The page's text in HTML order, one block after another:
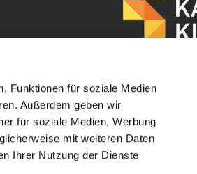
Funktionen für soziale Medien
Außerdem geben wir
für soziale Medien, Werbung
mit weiteren Daten
Ihrer Nutzung der Dienste
ChurchDesk-Login